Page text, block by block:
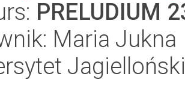
PRELUDIUM
Maria Jukna
Jagielloński